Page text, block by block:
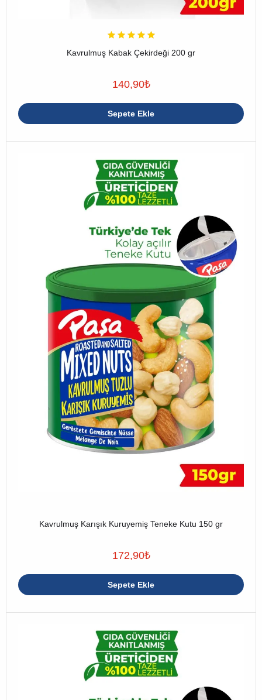
Kavrulmuş Kabak Çekirdeği 200 gr
140,90₺
Sepete Ekle
Kavrulmuş Karışık Kuruyemiş Teneke Kutu 150 gr
172,90₺
Sepete Ekle